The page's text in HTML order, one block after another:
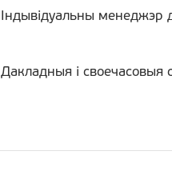
Індывідуальны менеджэр
Дакладныя і своечасовыя